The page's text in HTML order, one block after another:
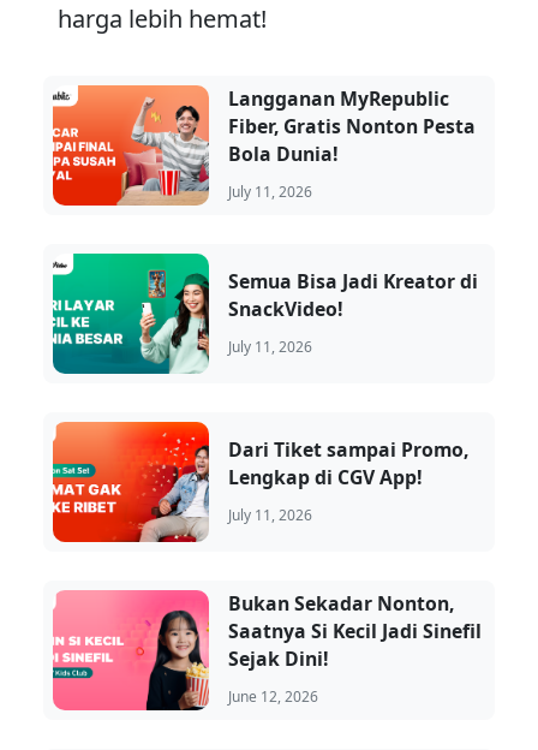
harga lebih hemat!
Langganan MyRepublic
Fiber, Gratis Nonton Pesta
Bola Dunia!
July 11, 2026
Semua Bisa Jadi Kreator di
SnackVideo!
July 11, 2026
Dari Tiket sampai Promo,
Lengkap di CGV App!
July 11, 2026
Bukan Sekadar Nonton,
Saatnya Si Kecil Jadi Sinefil
Sejak Dini!
June 12, 2026